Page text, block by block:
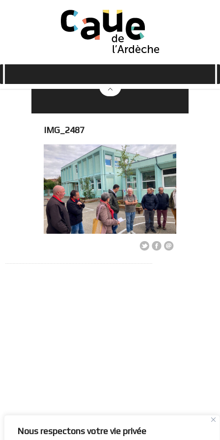
Nous respectons votre vie privée
IMG_2487